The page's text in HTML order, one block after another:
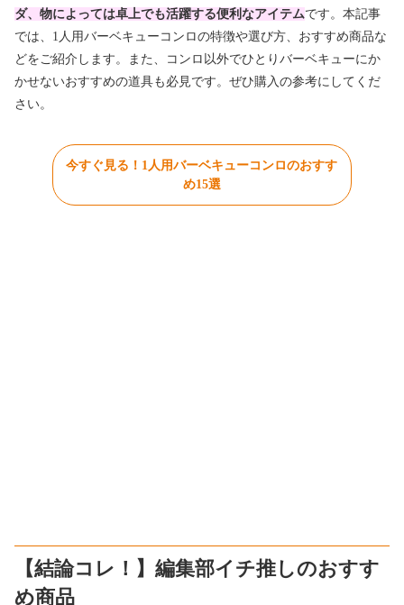
ダ、物によっては卓上でも活躍する便利なアイテムです。本記事
では、1人用バーベキューコンロの特徴や選び方、おすすめ商品な
どをご紹介します。また、コンロ以外でひとりバーベキューにか
かせないおすすめの道具も必見です。ぜひ購入の参考にしてくだ
さい。
今すぐ見る！1人用バーベキューコンロのおすす
め15選
【結論コレ！】編集部イチ推しのおすす
め商品